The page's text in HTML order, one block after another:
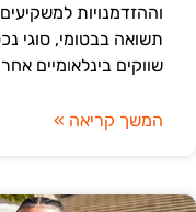
וההזדמנויות
תשואה בבטומי, סוגי
שווקים בינלאומיים
המשך קריאה »